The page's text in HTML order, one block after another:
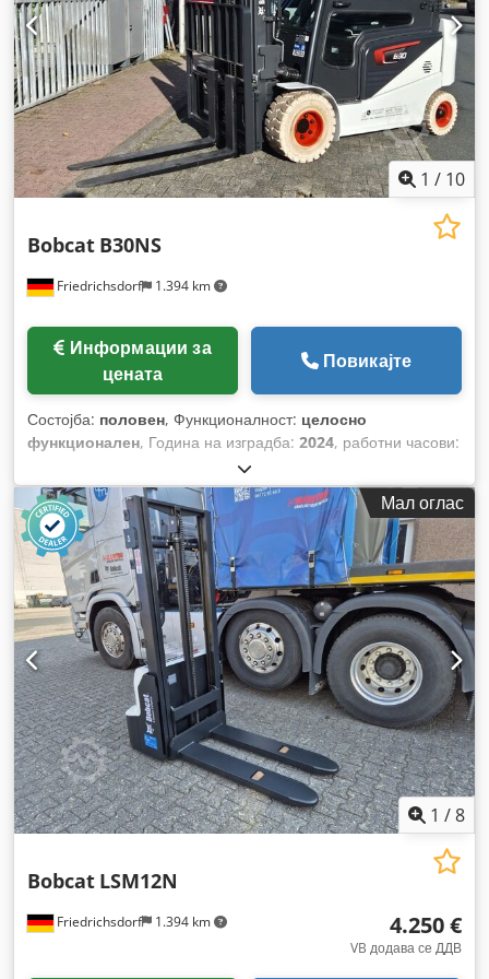
1 / 10
Friedrichsdorf 1.394 km
Bobcat B30NS
цената
Повикајте
Состојба: половен, Функционалност: целосно
функционален, Година на изградба: 2024, работни часови:
3.000 кг
4.710 мм, слободно подигање:1.475 мм, тип на гориво:
електричен
, тип на јарбол: триплекс, градежна височина:
2.145 мм, моќ:16 kW (21,75 коњски сили), ширина на
вилушкарската рамка:1.116 мм , должина на вилушките:
1.200 мм, празна тежина:4.850 кг, вкупна должина:2.520
мм, тип на погон:Elektro, градежна ширина:1.244 мм,
Мал оглас
1 /8
Friedrichsdorf 1.394 km
Bobcat LSM12N
4.250 €
VB додава се ДДВ